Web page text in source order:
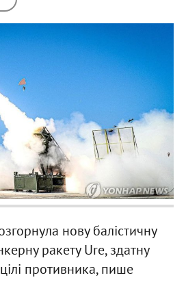
нову балістичну
ракету Ure, здатну
противника, пише